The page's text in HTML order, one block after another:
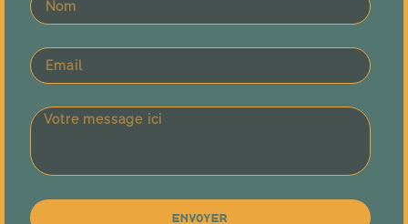
Envoyer